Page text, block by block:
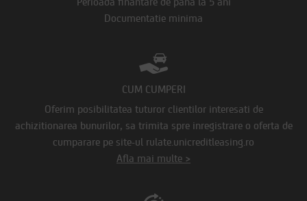
Documentatie minima
CUM CUMPERI
Oferim posibilitatea tuturor clientilor interesati de
achizitionarea bunurilor, sa trimita spre inregistrare o oferta de
cumparare pe site-ul rulate.unicreditleasing.ro
Afla mai multe >